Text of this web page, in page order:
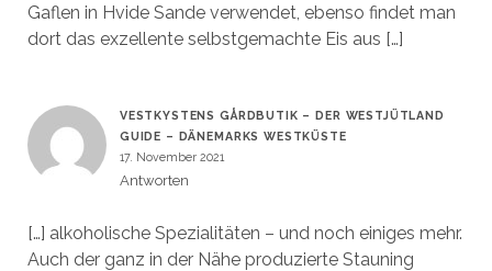
Gaflen in Hvide Sande verwendet, ebenso findet man
dort das exzellente selbstgemachte Eis aus […]
VESTKYSTENS GÅRDBUTIK – DER WESTJÜTLAND
GUIDE – DÄNEMARKS WESTKÜSTE
17. November 2021
Antworten
[…] alkoholische Spezialitäten – und noch einiges mehr.
Auch der ganz in der Nähe produzierte Stauning